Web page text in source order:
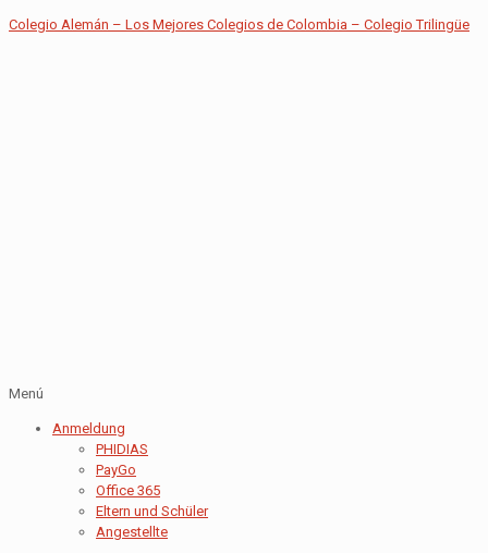
Colegio Alemán – Los Mejores Colegios de Colombia – Colegio Trilingüe
Menú
Anmeldung
PHIDIAS
PayGo
Office 365
Eltern und Schüler
Angestellte